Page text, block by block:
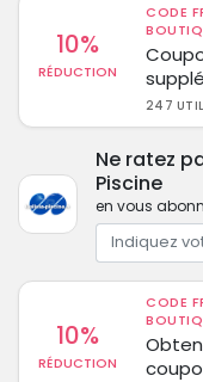
10%
RÉDUCTION
CODE
247
Ne ratez
Piscine
en vous
10%
RÉDUCTION
CODE